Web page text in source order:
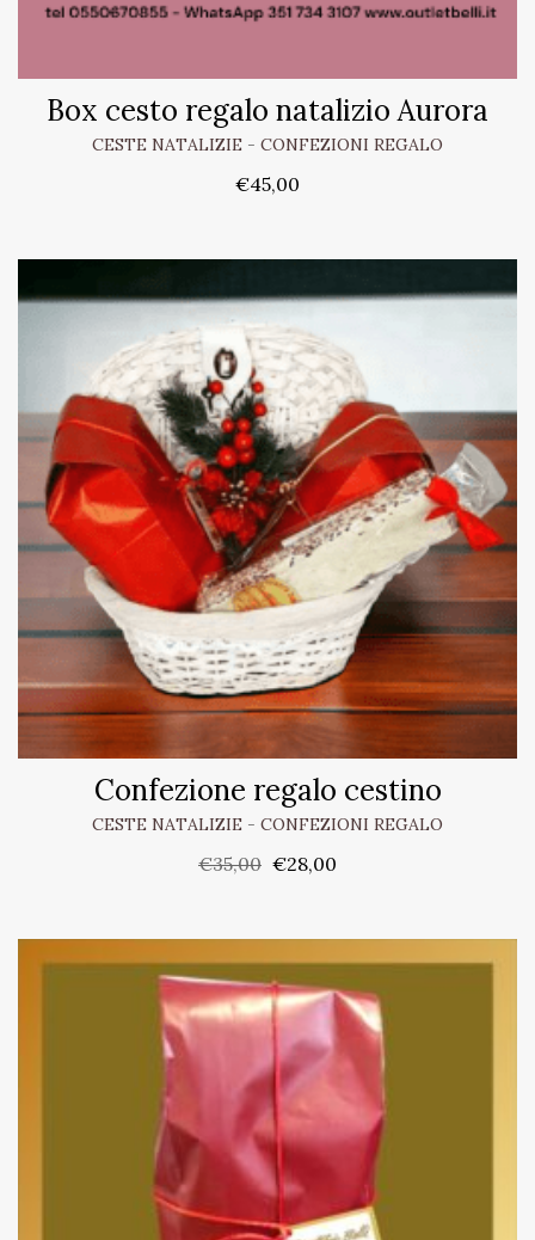
Box cesto regalo natalizio Aurora
CESTE NATALIZIE - CONFEZIONI REGALO
€45,00
Confezione regalo cestino
CESTE NATALIZIE - CONFEZIONI REGALO
€35,00 €28,00